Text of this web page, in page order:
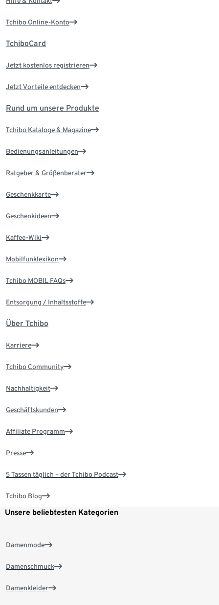
Tchibo Online-Konto
TchiboCard
Jetzt kostenlos registrieren
Jetzt Vorteile entdecken
Rund um unsere Produkte
Tchibo Kataloge & Magazine
Bedienungsanleitungen
Ratgeber & Größenberater
Geschenkkarte
Geschenkideen
Kaffee-Wiki
Mobilfunklexikon
Tchibo MOBIL FAQs
Entsorgung / Inhaltsstoffe
Über Tchibo
Karriere
Tchibo Community
Nachhaltigkeit
Geschäftskunden
Affiliate Programm
Presse
5 Tassen täglich – der Tchibo Podcast
Tchibo Blog
Unsere beliebtesten Kategorien
Damenmode
Damenschmuck
Damenkleider